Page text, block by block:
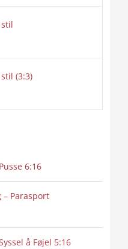
stil
stil (3:3)
6:16
– Parasport
å Føjel 5:16